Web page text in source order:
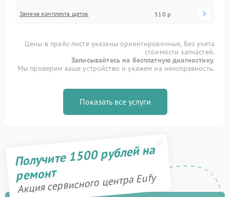
Замена комплекта щеток 510 р
Цены в прайс-листе указаны ориентировочные, без учета
стоимости запчастей.
Записывайтесь на бесплатную диагностику.
Мы проверим ваше устройство и укажем на неисправность.
Показать все услуги
Получите 1500 рублей на
ремонт
Акция сервисного центра Eufy